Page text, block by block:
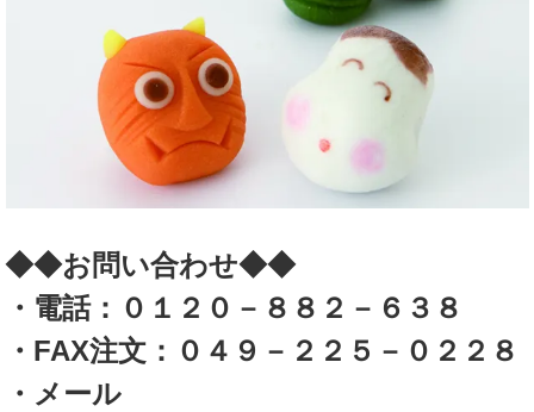
◆◆お問い合わせ◆◆
・電話：０１２０－８８２－６３８
・FAX注文：０４９－２２５－０２２８
・メール